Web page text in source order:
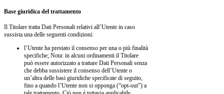
Base giuridica del trattamento
Il Titolare tratta Dati Personali relativi all’Utente in caso
sussista una delle seguenti condizioni:
l’Utente ha prestato il consenso per una o più finalità
specifiche; Nota: in alcuni ordinamenti il Titolare
può essere autorizzato a trattare Dati Personali senza
che debba sussistere il consenso dell’Utente o
un’altra delle basi giuridiche specificate di seguito,
fino a quando l’Utente non si opponga (“opt-out”) a